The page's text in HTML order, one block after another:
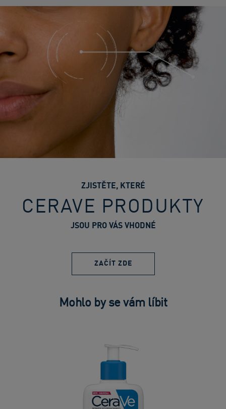
ZJISTĚTE, KTERÉ
CERAVE PRODUKTY
JSOU PRO VÁS VHODNÉ
ZAČÍT ZDE
Mohlo by se vám líbit